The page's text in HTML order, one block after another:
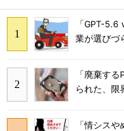
「GPT-
業が選びづ
「廃棄す
られた、限
「情シス